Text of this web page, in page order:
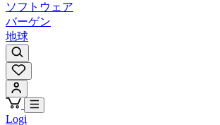
ソフトウェア
バーゲン
地球
Logi